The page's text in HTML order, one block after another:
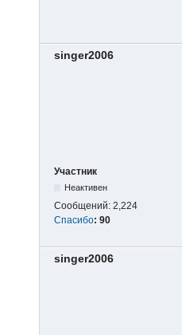
singer2006
Участник
Неактивен
Сообщений: 2,224
Спасибо: 90
singer2006